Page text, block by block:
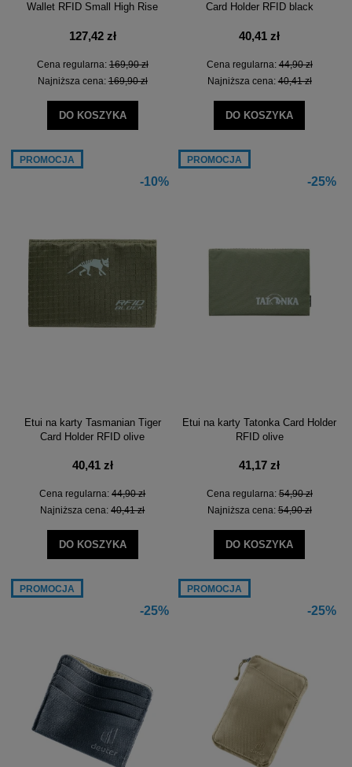
Wallet RFID Small High Rise
127,42 zł
Cena regularna:169,90 zł
Najniższa cena:169,90 zł
DO KOSZYKA
Card Holder RFID black
40,41 zł
Cena regularna:44,90 zł
Najniższa cena:40,41 zł
DO KOSZYKA
-10%
Etui na karty Tasmanian Tiger
Card Holder RFID olive
40,41 zł
Cena regularna:44,90 zł
Najniższa cena:40,41 zł
DO KOSZYKA
PROMOCJA
-25%
Etui na karty Tatonka Card Holder
RFID olive
41,17 zł
Cena regularna:54,90 zł
Najniższa cena:54,90 zł
DO KOSZYKA
PROMOCJA
-25%
PROMOCJA
-25%
PROMOCJA